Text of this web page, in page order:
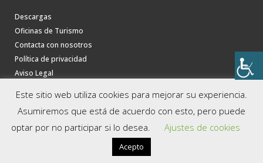
Descargas
Oficinas de Turismo
Contacta con nosotros
Política de privacidad
Aviso Legal
Este sitio web utiliza cookies para mejorar su experiencia.
Asumiremos que está de acuerdo con esto, pero puede
optar por no participar si lo desea.
Ajustes de cookies
Acepto